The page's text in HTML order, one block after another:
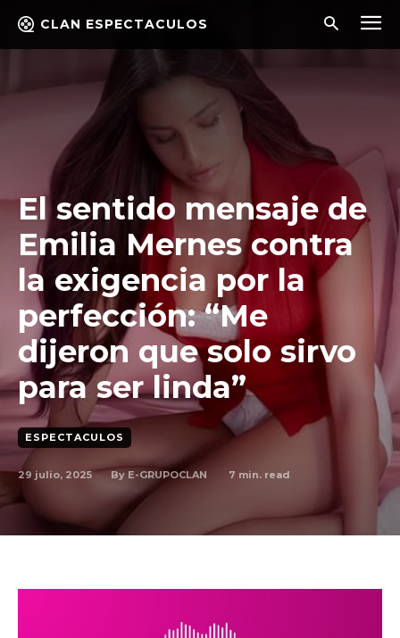
CLAN ESPECTACULOS
El sentido mensaje de
Emilia Mernes contra
la exigencia por la
perfección: “Me
dijeron que solo sirvo
para ser linda”
ESPECTACULOS
29 julio, 2025 By E-GRUPOCLAN 7 min. read